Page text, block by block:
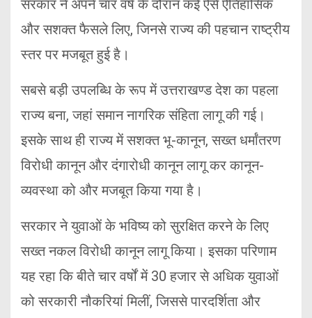
सरकार ने अपने चार वर्ष के दौरान कई ऐसे ऐतिहासिक
और सशक्त फैसले लिए, जिनसे राज्य की पहचान राष्ट्रीय
स्तर पर मजबूत हुई है।
सबसे बड़ी उपलब्धि के रूप में उत्तराखण्ड देश का पहला
राज्य बना, जहां समान नागरिक संहिता लागू की गई।
इसके साथ ही राज्य में सशक्त भू-कानून, सख्त धर्मांतरण
विरोधी कानून और दंगारोधी कानून लागू कर कानून-
व्यवस्था को और मजबूत किया गया है।
सरकार ने युवाओं के भविष्य को सुरक्षित करने के लिए
सख्त नकल विरोधी कानून लागू किया। इसका परिणाम
यह रहा कि बीते चार वर्षों में 30 हजार से अधिक युवाओं
को सरकारी नौकरियां मिलीं, जिससे पारदर्शिता और